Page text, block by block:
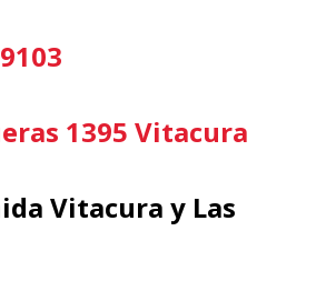
1395 Vitacura
Vitacura y Las